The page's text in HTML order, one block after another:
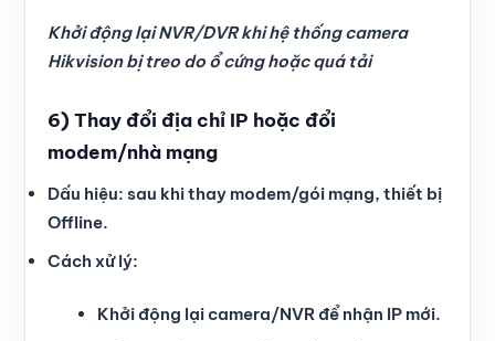
Khởi động lại NVR/DVR khi hệ thống camera
Hikvision bị treo do ổ cứng hoặc quá tải
6) Thay đổi địa chỉ IP hoặc đổi
modem/nhà mạng
Dấu hiệu: sau khi thay modem/gói mạng, thiết bị
Offline.
Cách xử lý:
Khởi động lại camera/NVR để nhận IP mới.